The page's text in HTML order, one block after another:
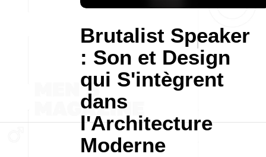
Brutalist Speaker
: Son et Design
qui S'intègrent
dans
l'Architecture
Moderne